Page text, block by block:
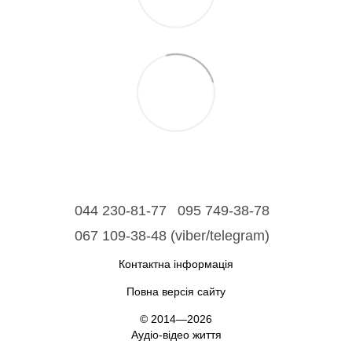
044 230-81-77
095 749-38-78
067 109-38-48 (viber/telegram)
Контактна інформація
Повна версія сайту
© 2014—2026
Аудіо-відео життя